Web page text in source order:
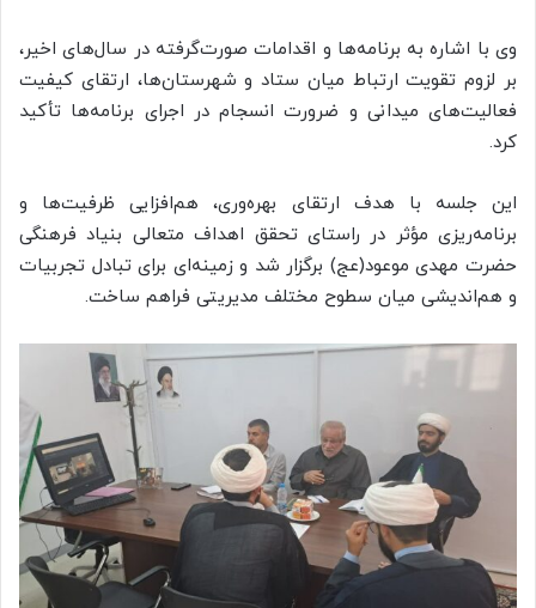
وی با اشاره به برنامه‌ها و اقدامات صورت‌گرفته در سال‌های اخیر،
بر لزوم تقویت ارتباط میان ستاد و شهرستان‌ها، ارتقای کیفیت
فعالیت‌های میدانی و ضرورت انسجام در اجرای برنامه‌ها تأکید
کرد.
این جلسه با هدف ارتقای بهره‌وری، هم‌افزایی ظرفیت‌ها و
برنامه‌ریزی مؤثر در راستای تحقق اهداف متعالی بنیاد فرهنگی
حضرت مهدی موعود(عج) برگزار شد و زمینه‌ای برای تبادل تجربیات
و هم‌اندیشی میان سطوح مختلف مدیریتی فراهم ساخت.